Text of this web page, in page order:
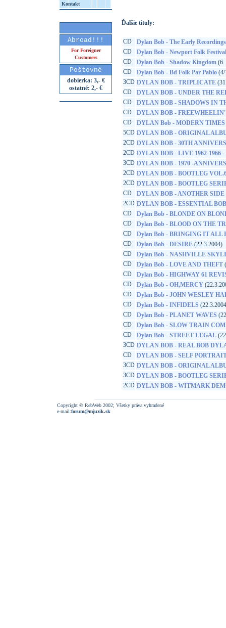
Kontakt
Abroad!!!
For Foreigner
Customers
Poštovné
dobierka: 3,- €
ostatné: 2,- €
Ďalšie tituly:
CD
Dylan Bob - The Early Recordings
CD
Dylan Bob - Newport Folk
CD
Dylan Bob - Shadow Kingdom (6.
CD
Dylan Bob - Bd Folk Par Pablo (4/
3CD DYLAN BOB - TRIPLICATE
CD
DYLAN BOB - UNDER THE
CD
DYLAN BOB - SHADOWS IN
CD
DYLAN BOB -
CD
DYLAN Bob - MODERN TIMES
5CD DYLAN BOB - ORIGINAL
2CD DYLAN BOB - 30TH
2CD DYLAN BOB - LIVE 1962-1966
3CD DYLAN BOB - 1970 -
2CD DYLAN BOB - BOOTLEG
2CD DYLAN BOB - BOOTLEG
CD
DYLAN BOB - ANOTHER SIDE
2CD DYLAN BOB - ESSENTIAL
CD
Dylan Bob - BLONDE ON
CD
Dylan Bob - BLOOD ON THE
CD
Dylan Bob - BRINGING IT ALL
CD
Dylan Bob - DESIRE (22.3.2004)
CD
Dylan Bob - NASHVILLE
CD
Dylan Bob - LOVE AND THEFT
CD
Dylan Bob - HIGHWAY 61
CD
Dylan Bob - OH,MERCY
CD
Dylan Bob - JOHN WESLEY
CD
Dylan Bob - INFIDELS
CD
Dylan Bob - PLANET WAVES
CD
Dylan Bob - SLOW TRAIN
CD
Dylan Bob - STREET LEGAL
3CD DYLAN BOB - REAL BOB
CD
DYLAN BOB - SELF
3CD DYLAN BOB - ORIGINAL
3CD DYLAN BOB - BOOTLEG
2CD DYLAN BOB - WITMARK
Copyright © RebWeb 2002; Všetky práva vyhradené
e-mail:forum@mjuzik.sk